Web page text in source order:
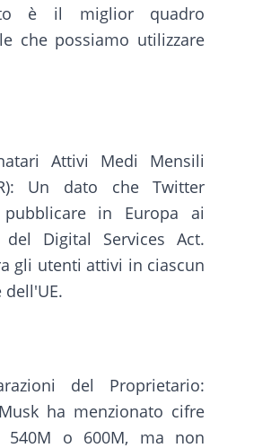
è il miglior quadro
che possiamo utilizzare
Attivi Medi Mensili
Un dato che Twitter
pubblicare in Europa ai
del Digital Services Act.
gli utenti attivi in ciascun
dell'UE.
del Proprietario:
ha menzionato cifre
540M o 600M, ma non